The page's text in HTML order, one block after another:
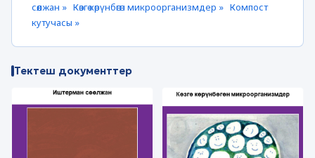
сөөлжан » Көзгө көрүнбөгөн микроорганизмдер » Компост
кутучасы »
Тектеш документтер